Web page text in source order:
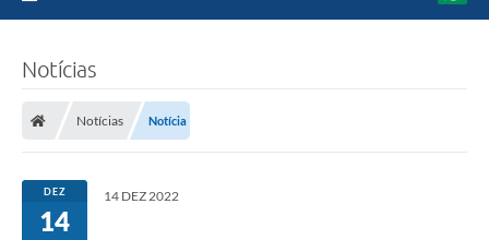
Notícias
Notícias Notícia
DEZ
14
14 DEZ 2022